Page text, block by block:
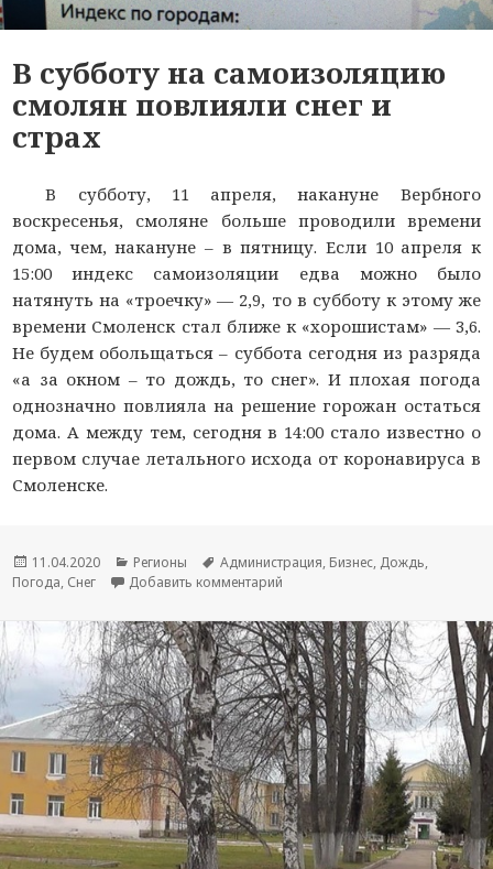
В субботу на самоизоляцию
смолян повлияли снег и
страх
В субботу, 11 апреля, накануне Вербного
воскресенья, смоляне больше проводили времени
дома, чем, накануне – в пятницу. Если 10 апреля к
15:00 индекс самоизоляции едва можно было
натянуть на «троечку» — 2,9, то в субботу к этому же
времени Смоленск стал ближе к «хорошистам» — 3,6.
Не будем обольщаться – суббота сегодня из разряда
«а за окном – то дождь, то снег». И плохая погода
однозначно повлияла на решение горожан остаться
дома. А между тем, сегодня в 14:00 стало известно о
первом случае летального исхода от коронавируса в
Смоленске.
Опубликовано
11.04.2020 Рубрики
Регионы Метки
Администрация, Бизнес, Дождь,
Погода, Снег Добавить комментарий